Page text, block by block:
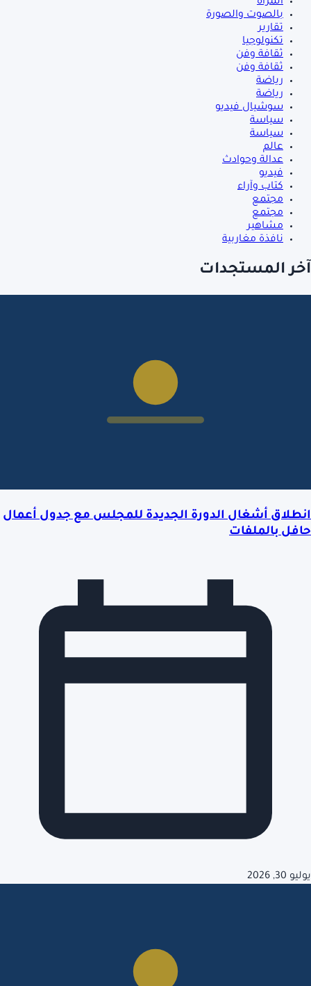
المرأة
بالصوت والصورة
تقارير
تكنولوجيا
ثقافة وفن
ثقافة وفن
رياضة
رياضة
سوشيال فيديو
سياسة
سياسة
عالم
عدالة وحوادث
فيديو
كتاب وآراء
مجتمع
مجتمع
مشاهير
نافذة مغاربية
آخر المستجدات
انطلاق أشغال الدورة الجديدة للمجلس مع جدول أعمال
حافل بالملفات
يوليو 30, 2026